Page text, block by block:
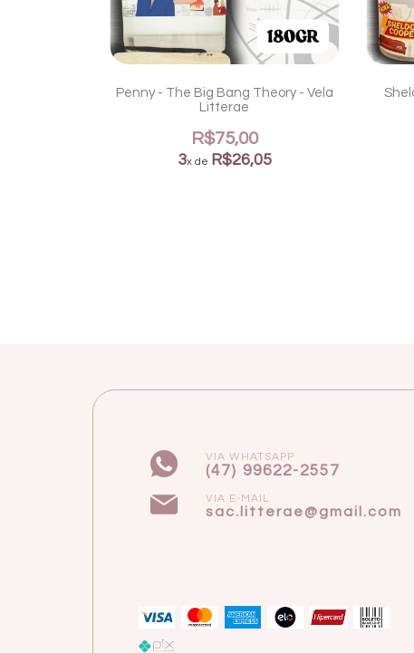
Penny - The Big Bang Theory - Vela
Litterae
R$75,00
3x de R$26,05
VIA WHATSAPP
(47) 99622-2557
VIA E-MAIL
sac.litterae@gmail.com